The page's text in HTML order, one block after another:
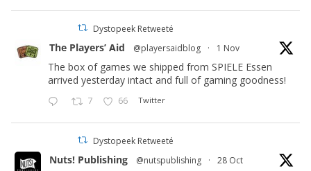
Dystopeek Retweeté
The Players’ Aid @playersaidblog · 1 Nov
The box of games we shipped from SPIELE Essen
arrived yesterday intact and full of gaming goodness!
7 66 Twitter
Dystopeek Retweeté
Nuts! Publishing @nutspublishing · 28 Oct